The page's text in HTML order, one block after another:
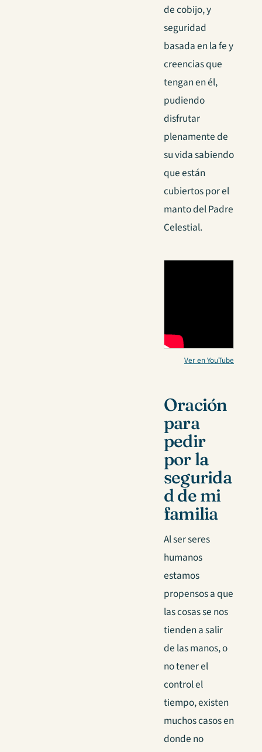
de cobijo, y
seguridad
basada en la fe y
creencias que
tengan en él,
pudiendo
disfrutar
plenamente de
su vida sabiendo
que están
cubiertos por el
manto del Padre
Celestial.
Ver en YouTube
Oración
para
pedir
por la
segurida
d de mi
familia
Al ser seres
humanos
estamos
propensos a que
las cosas se nos
tienden a salir
de las manos, o
no tener el
control el
tiempo, existen
muchos casos en
donde no